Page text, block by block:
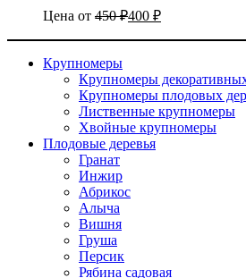
Цена от 450₽400 ₽
Крупномеры
Крупномеры
Крупномеры плодовых
Лиственные крупномеры
Хвойные крупномеры
Плодовые деревья
Гранат
Инжир
Абрикос
Алыча
Вишня
Груша
Персик
Рябина садовая